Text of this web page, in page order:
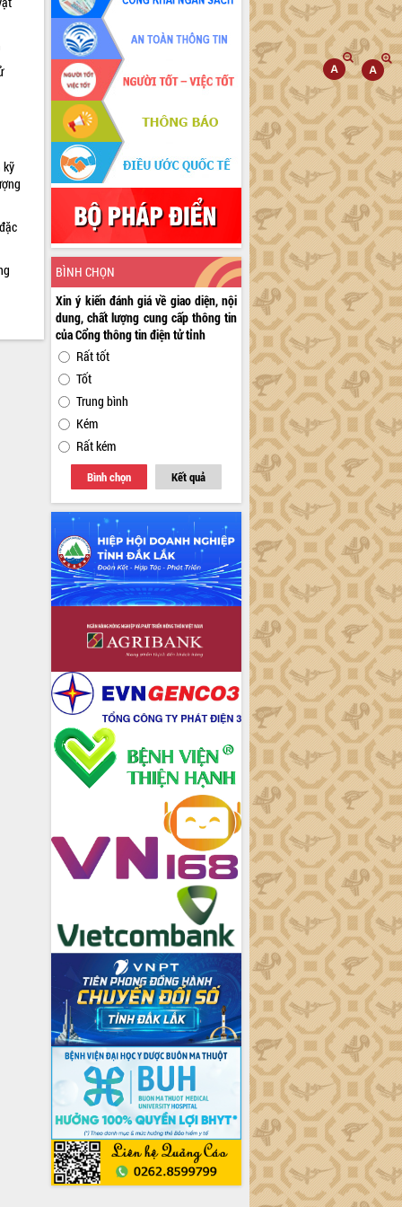
kỹ
BÌNH CHỌN
Xin ý kiến đánh giá về giao diện, nội
dung, chất lượng cung cấp thông tin
của Cổng thông tin điện tử tỉnh
Rất tốt
Tốt
Trung bình
Kém
Rất kém
Bình chọn Kết quả